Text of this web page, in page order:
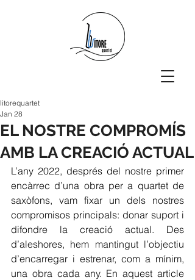
EL NOSTRE COMPROMÍS
AMB LA CREACIÓ ACTUAL
litorequartet
Jan 28
L’any 2022, després del nostre primer
encàrrec d’una obra per a quartet de
saxòfons, vam fixar un dels nostres
compromisos principals: donar suport i
difondre la creació actual. Des
d’aleshores, hem mantingut l’objectiu
d’encarregar i estrenar, com a mínim,
una obra cada any. En aquest article